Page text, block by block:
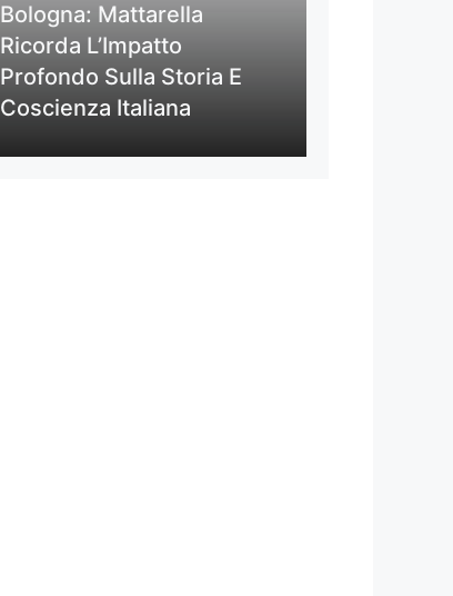
Bologna: Mattarella
Ricorda L’Impatto
Profondo Sulla Storia E
Coscienza Italiana